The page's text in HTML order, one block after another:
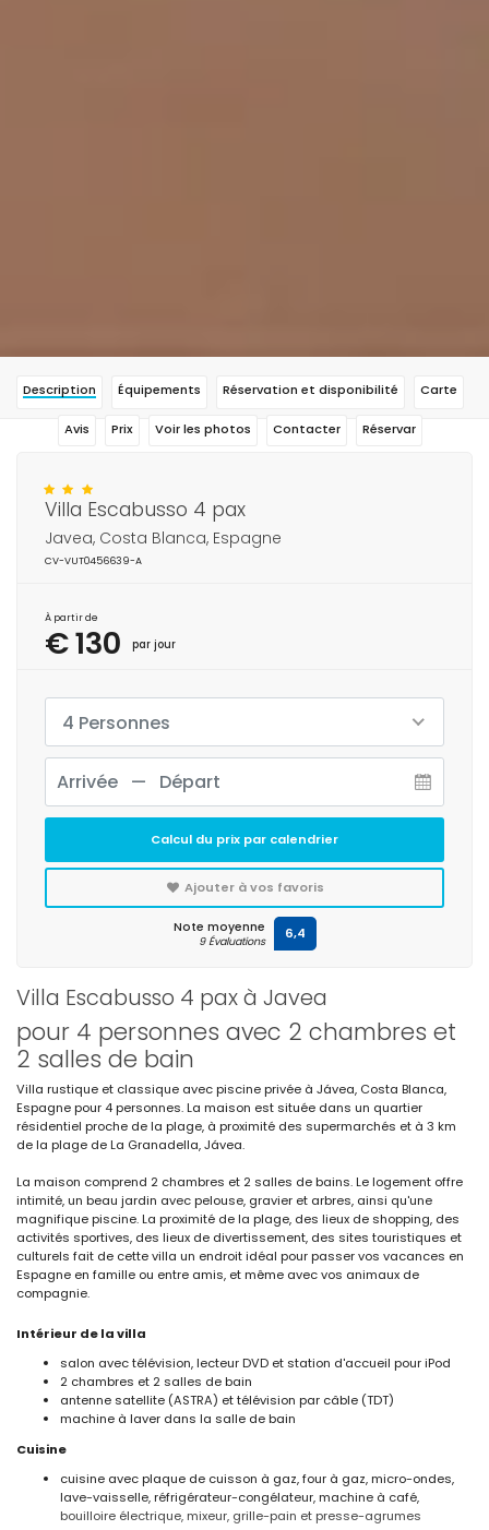
Description Équipements Réservation et disponibilité Carte
Avis Prix Voir les photos Contacter Réservar
Villa Escabusso 4 pax à Javea
pour 4 personnes avec 2 chambres et
2 salles de bain
Villa rustique et classique avec piscine privée à Jávea, Costa Blanca,
Espagne pour 4 personnes. La maison est située dans un quartier
résidentiel proche de la plage, à proximité des supermarchés et à 3 km
de la plage de La Granadella, Jávea.
La maison comprend 2 chambres et 2 salles de bains. Le logement offre
intimité, un beau jardin avec pelouse, gravier et arbres, ainsi qu'une
magnifique piscine. La proximité de la plage, des lieux de shopping, des
activités sportives, des lieux de divertissement, des sites touristiques et
culturels fait de cette villa un endroit idéal pour passer vos vacances en
Espagne en famille ou entre amis, et même avec vos animaux de
compagnie.
Intérieur de la villa
salon avec télévision, lecteur DVD et station d'accueil pour iPod
2 chambres et 2 salles de bain
antenne satellite (ASTRA) et télévision par câble (TDT)
machine à laver dans la salle de bain
Cuisine
cuisine avec plaque de cuisson à gaz, four à gaz, micro-ondes,
lave-vaisselle, réfrigérateur-congélateur, machine à café,
bouilloire électrique, mixeur, grille-pain et presse-agrumes
Villa Escabusso 4 pax
Javea, Costa Blanca, Espagne
CV-VUT0456639-A
À partir de
€ 130 par jour
4 Personnes
Calcul du prix par calendrier
Ajouter à vos favoris
Note moyenne
9 Évaluations 6,4